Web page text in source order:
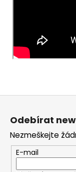
Z
Odebírat
Nezmeškejte
E-mail